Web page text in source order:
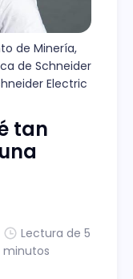
de Minería,
de Schneider
Electric
tan
Lectura de 5
minutos